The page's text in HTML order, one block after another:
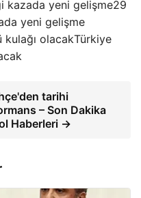
29
yeni gelişme
Türkiye
tarihi
– Son Dakika
Haberleri →